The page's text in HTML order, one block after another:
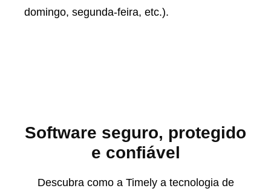
domingo, segunda-feira, etc.).
Software seguro, protegido
e confiável
Descubra como a Timely a tecnologia de